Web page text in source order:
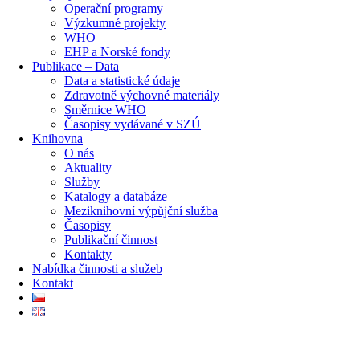
Operační programy
Výzkumné projekty
WHO
EHP a Norské fondy
Publikace – Data
Data a statistické údaje
Zdravotně výchovné materiály
Směrnice WHO
Časopisy vydávané v SZÚ
Knihovna
O nás
Aktuality
Služby
Katalogy a databáze
Meziknihovní výpůjční služba
Časopisy
Publikační činnost
Kontakty
Nabídka činnosti a služeb
Kontakt